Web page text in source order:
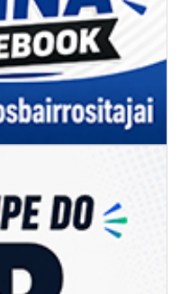
do 14º Acampamento